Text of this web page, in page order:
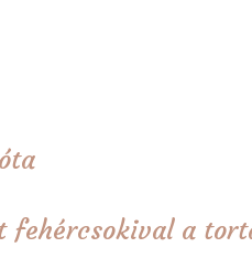
fehércsokival a